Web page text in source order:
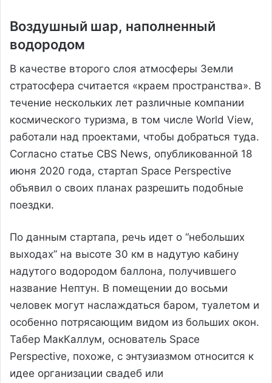
Воздушный шар, наполненный
водородом
В качестве второго слоя атмосферы Земли
стратосфера считается «краем пространства». В
течение нескольких лет различные компании
космического туризма, в том числе World View,
работали над проектами, чтобы добраться туда.
Согласно статье CBS News, опубликованной 18
июня 2020 года, стартап Space Perspective
объявил о своих планах разрешить подобные
поездки.
По данным стартапа, речь идет о “небольших
выходах” на высоте 30 км в надутую кабину
надутого водородом баллона, получившего
название Нептун. В помещении до восьми
человек могут наслаждаться баром, туалетом и
особенно потрясающим видом из больших окон.
Табер МакКаллум, основатель Space
Perspective, похоже, с энтузиазмом относится к
идее организации свадеб или